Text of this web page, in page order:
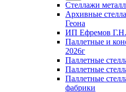
Стеллажи
Архивные
Геона
ИП Ефремов Г.Н.
Паллетные и
2026г
Паллетные
Паллетные
Паллетные
фабрики